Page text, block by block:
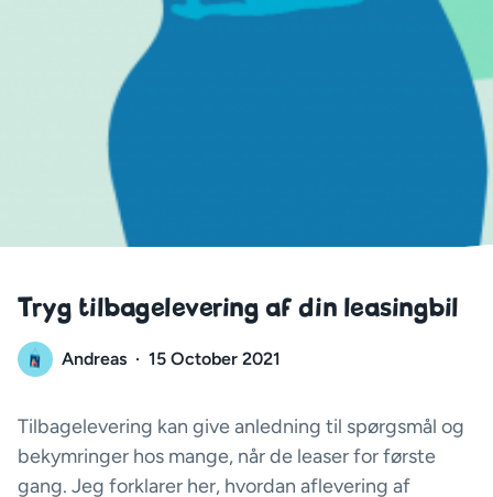
Tryg tilbagelevering af din leasingbil
Andreas · 15 October 2021
Tilbagelevering kan give anledning til spørgsmål og
bekymringer hos mange, når de leaser for første
gang. Jeg forklarer her, hvordan aflevering af